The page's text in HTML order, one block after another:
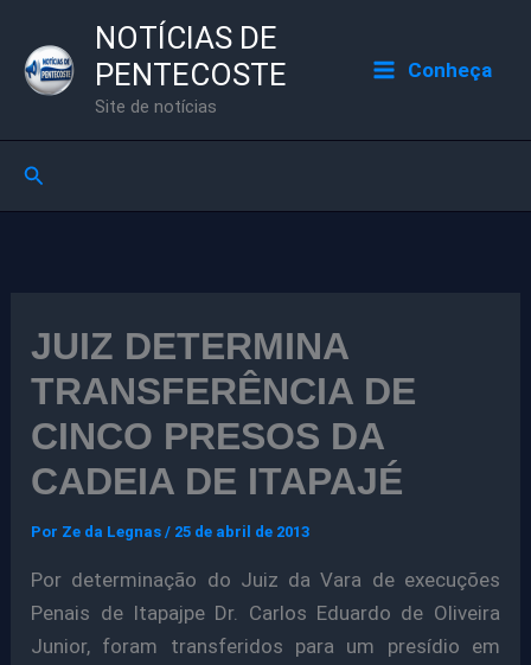
para
NOTÍCIAS DE
PENTECOSTE
Site de notícias
Conheça
Pesquisar
JUIZ DETERMINA
TRANSFERÊNCIA DE
CINCO PRESOS DA
CADEIA DE ITAPAJÉ
Por Ze da Legnas/ 25 de abril de 2013
Por determinação do Juiz da Vara de execuções
Penais de Itapajpe Dr. Carlos Eduardo de Oliveira
Junior, foram transferidos para um presídio em